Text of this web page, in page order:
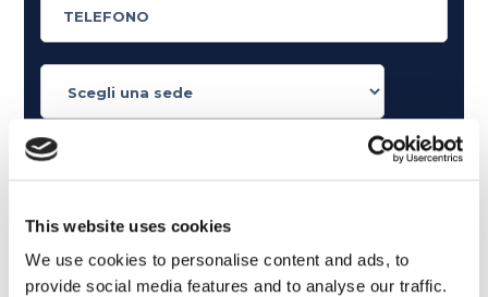
This website uses cookies
We use cookies to personalise content and ads, to
provide social media features and to analyse our traffic.
Cosa ti piace leggere?
Articoli dedicati alla grammatica inglese
Articoli divertenti su film e musica